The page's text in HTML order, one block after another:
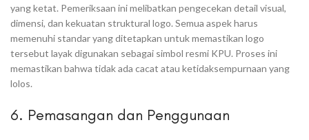
yang ketat. Pemeriksaan ini melibatkan pengecekan detail visual,
dimensi, dan kekuatan struktural logo. Semua aspek harus
memenuhi standar yang ditetapkan untuk memastikan logo
tersebut layak digunakan sebagai simbol resmi KPU. Proses ini
memastikan bahwa tidak ada cacat atau ketidaksempurnaan yang
lolos.
6. Pemasangan dan Penggunaan